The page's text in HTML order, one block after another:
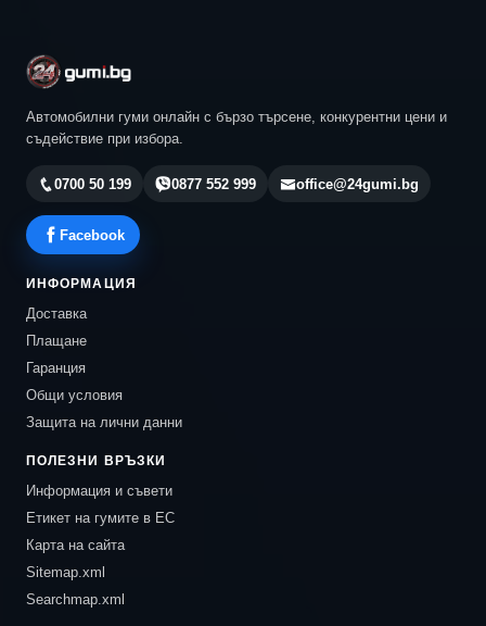
Автомобилни гуми онлайн с бързо търсене, конкурентни цени и
съдействие при избора.
0700 50 199 0877 552 999 office@24gumi.bg
Facebook
ИНФОРМАЦИЯ
Доставка
Плащане
Гаранция
Общи условия
Защита на лични данни
ПОЛЕЗНИ ВРЪЗКИ
Информация и съвети
Етикет на гумите в ЕС
Карта на сайта
Sitemap.xml
Searchmap.xml